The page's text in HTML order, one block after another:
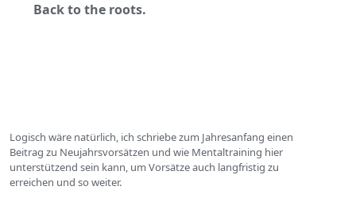
Back to the roots.
Logisch wäre natürlich, ich schriebe zum Jahresanfang einen
Beitrag zu Neujahrsvorsätzen und wie Mentaltraining hier
unterstützend sein kann, um Vorsätze auch langfristig zu
erreichen und so weiter.